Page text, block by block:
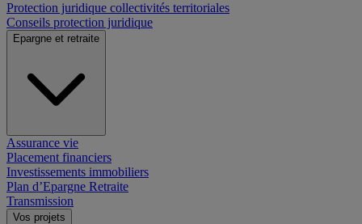
Protection juridique collectivités territoriales
Conseils protection juridique
Epargne et retraite
Assurance vie
Placement financiers
Investissements immobiliers
Plan d’Epargne Retraite
Transmission
Vos projets